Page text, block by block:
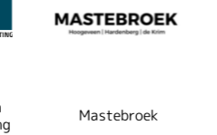
Mastebroek